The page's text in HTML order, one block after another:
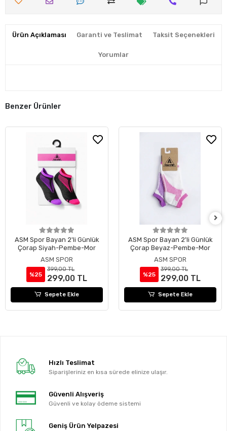
Ürün Açıklaması Garanti ve Teslimat Taksit Seçenekleri
Yorumlar
Benzer Ürünler
ASM Spor Bayan 2'li Günlük
Çorap Siyah-Pembe-Mor
ASM SPOR
%25
399,00 TL
299,00 TL
Sepete Ekle
ASM Spor Bayan 2'li Günlük
Çorap Beyaz-Pembe-Mor
ASM SPOR
%25
399,00 TL
299,00 TL
Sepete Ekle
Hızlı Teslimat
Siparişleriniz en kısa sürede elinize ulaşır.
Güvenli Alışveriş
Güvenli ve kolay ödeme sistemi
Geniş Ürün Yelpazesi